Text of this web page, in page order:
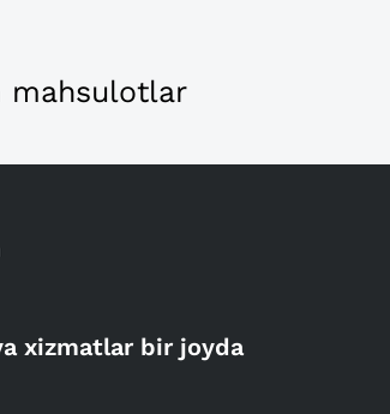
mahsulotlar
xizmatlar bir joyda